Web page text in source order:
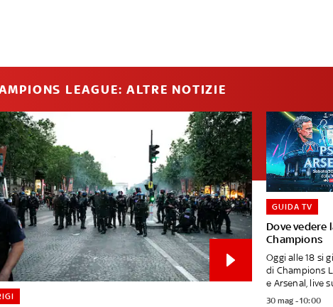
LEAGUE: ALTRE NOTIZIE
Dove vedere
Champions
GUIDA TV
Oggi alle 18 si
di Champions
e Arsenal, live
30 mag - 10:00